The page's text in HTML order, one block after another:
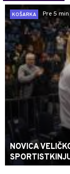
KOŠARKA
Pre 5 min
NOVICA